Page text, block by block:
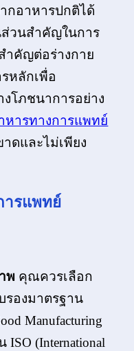
กอาหารปกติได้
ส่วนสำคัญในการ
ำคัญต่อร่างกาย
หลักเพื่อ
โภชนาการอย่าง
หารทางการแพทย์
ดและไม่เพียง
ารแพทย์
พ คุณควรเลือก
องมาตรฐาน
Manufacturing
ISO (International